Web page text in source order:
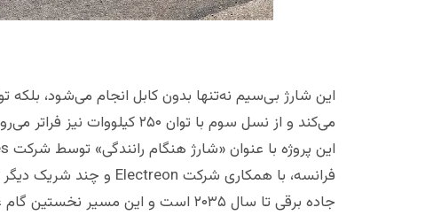
می‌کند و از نسل سوم با توان ۲۵۰ کیلووات نیز فراتر می‌رود، آن هم در سرعت کامل بزرگراه.
جاده برقی تا سال ۲۰۳۵ است و این مسیر نخستین گام عمومی در این مسیر به شمار می‌رود.